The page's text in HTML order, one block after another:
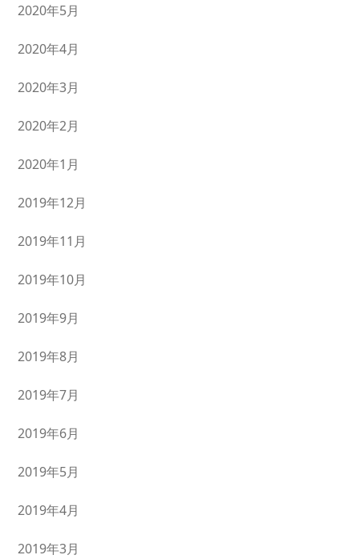
2020年5月
2020年4月
2020年3月
2020年2月
2020年1月
2019年12月
2019年11月
2019年10月
2019年9月
2019年8月
2019年7月
2019年6月
2019年5月
2019年4月
2019年3月